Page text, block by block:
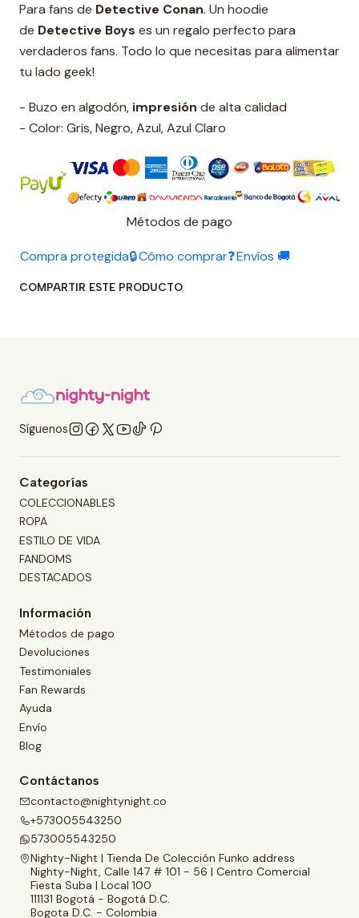
Para fans de Detective Conan. Un hoodie
de Detective Boys es un regalo perfecto para
verdaderos fans. Todo lo que necesitas para alimentar
tu lado geek!
- Buzo en algodón, impresión de alta calidad
- Color: Gris, Negro, Azul, Azul Claro
Métodos de pago
Compra protegida🔒Cómo comprar❓Envíos 🚚
COMPARTIR ESTE PRODUCTO
Síguenos
Categorías
COLECCIONABLES
ROPA
ESTILO DE VIDA
FANDOMS
DESTACADOS
Información
Métodos de pago
Devoluciones
Testimoniales
Fan Rewards
Ayuda
Envío
Blog
Contáctanos
contacto@nightynight.co
+573005543250
573005543250
Nighty-Night | Tienda De Colección Funko address
Nighty-Night, Calle 147 # 101 - 56 | Centro Comercial
Fiesta Suba | Local 100
111131 Bogotá - Bogotá D.C.
Bogota D.C. - Colombia